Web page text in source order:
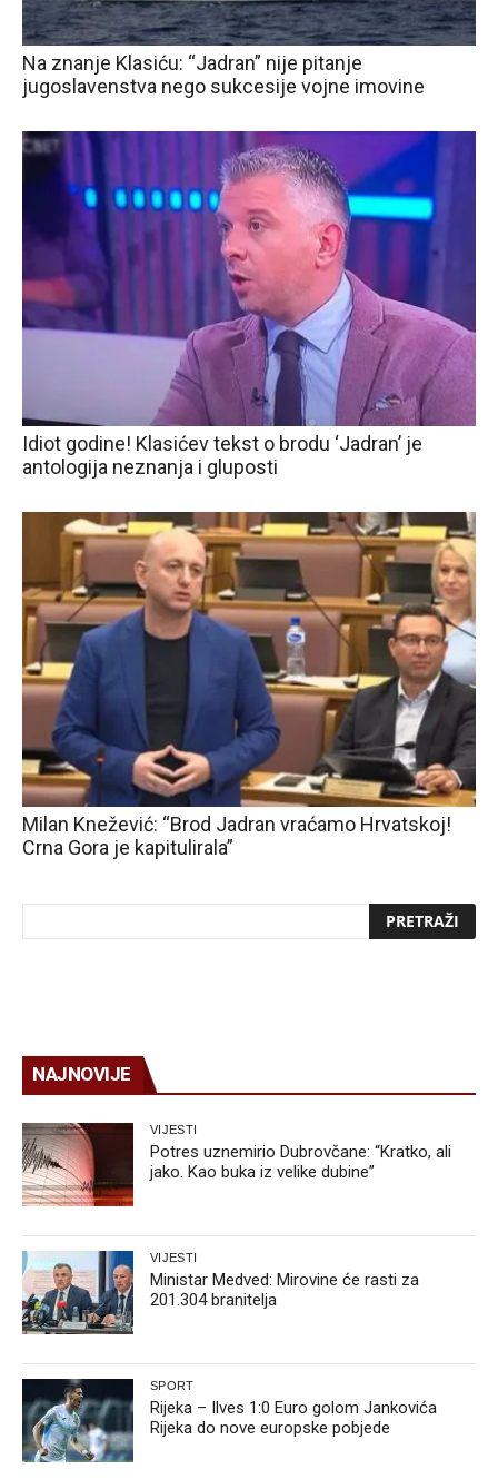
Na znanje Klasiću: “Jadran” nije pitanje
jugoslavenstva nego sukcesije vojne imovine
Idiot godine! Klasićev tekst o brodu ‘Jadran’ je
antologija neznanja i gluposti
Milan Knežević: “Brod Jadran vraćamo Hrvatskoj!
Crna Gora je kapitulirala”
NAJNOVIJE
VIJESTI
Potres uznemirio Dubrovčane: “Kratko, ali
jako. Kao buka iz velike dubine”
VIJESTI
Ministar Medved: Mirovine će rasti za
201.304 branitelja
SPORT
Rijeka – Ilves 1:0 Euro golom Jankovića
Rijeka do nove europske pobjede